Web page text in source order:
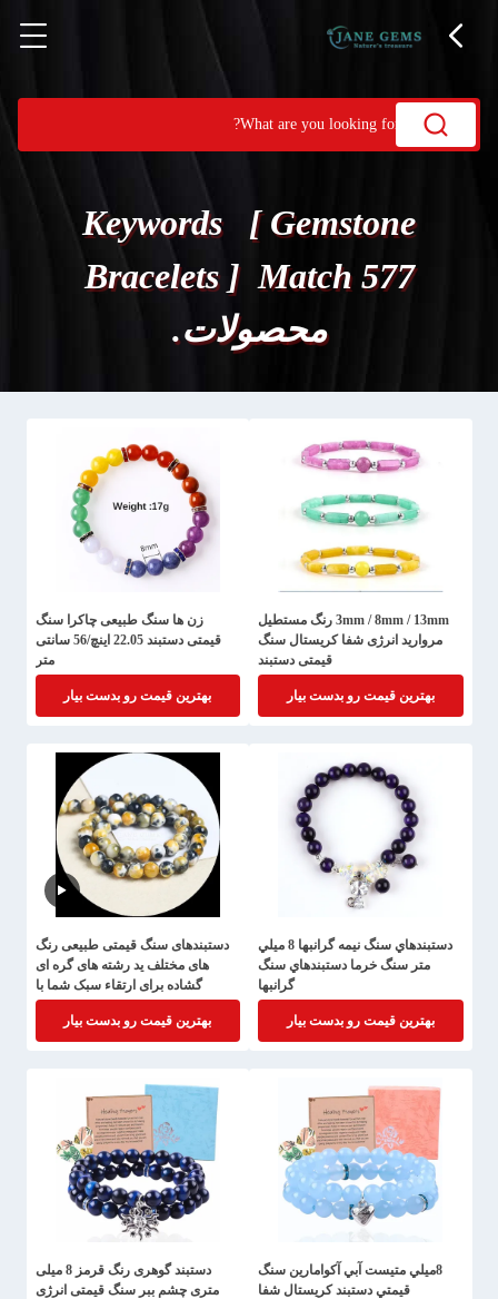
Keywords [ Gemstone
Bracelets ] Match 577
محصولات.
3mm / 8mm / 13mm رنگ مستطیل
مروارید انرژی شفا کریستال سنگ
قیمتی دستبند
بهترین قیمت رو بدست بیار
زن ها سنگ طبیعی چاکرا سنگ
قیمتی دستبند 22.05 اینچ/56 سانتی
متر
بهترین قیمت رو بدست بیار
دستبندهاي سنگ نيمه گرانبها 8 ميلي
متر سنگ خرما دستبندهاي سنگ
گرانبها
بهترین قیمت رو بدست بیار
دستبندهای سنگ قیمتی طبیعی رنگ
های مختلف ید رشته های گره ای
گشاده برای ارتقاء سبک شما با
ظرافت طبیعی
بهترین قیمت رو بدست بیار
8ميلي متيست آبي آکوامارين سنگ
قیمتي دستبند کریستال شفا
دستبند گوهری رنگ قرمز 8 میلی
متری چشم ببر سنگ قیمتی انرژی